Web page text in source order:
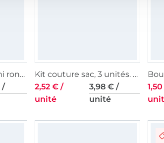
Boucle anneau demi rond en métal, 40 mm, laiton antique brossé
/
Kit couture sac, 3 unités. 20 mm, couleur argent
2,52 € /
unité
3,98 € /
unité